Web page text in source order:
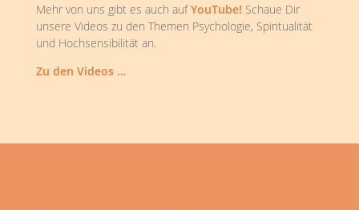
Mehr von uns gibt es auch aufYouTube! Schaue Dir
unsere Videos zu den Themen Psychologie, Spiritualität
und Hochsensibilität an.
Zu den Videos …